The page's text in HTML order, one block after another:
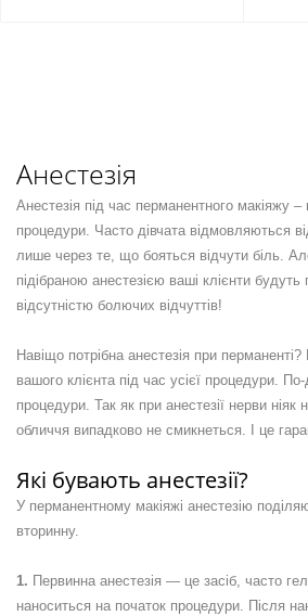
Анестезія
Анестезія під час перманентного макіяжу –
процедури. Часто дівчата відмовляються
лише через те, що бояться відчути біль.
підібраною анестезією ваші клієнти
відсутністю болючих відчуттів!
Навіщо потрібна анестезія при
вашого клієнта під час усієї процедури.
процедури. Так як при анестезії нерви
обличчя випадково не смикнеться. І це
Які бувають анестезії?
У перманентному макіяжі анестезію
вторинну.
Первинна анестезія — це засіб, часто
наноситься на початок процедури. Після